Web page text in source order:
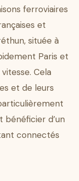
ferroviaires
et
située à
Paris et
Cela
et de leurs
bénéficier d’un
connectés